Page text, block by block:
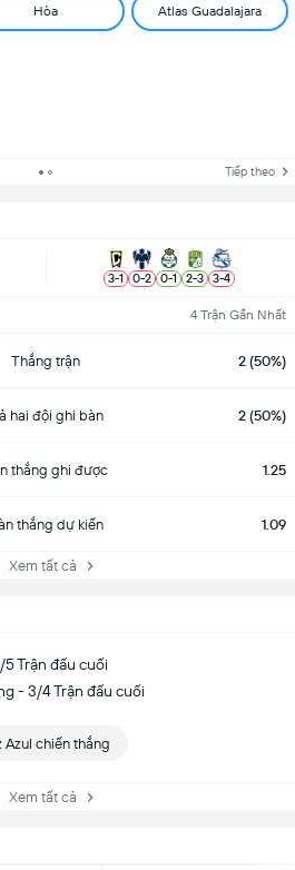
Hòa Atlas Guadalajara
Tiếp theo
3-1 0-2 0-1 2-3 3-4
4 Trận Gần Nhất
Thắng trận 2 (50%)
hai đội ghi bàn 2 (50%)
thắng ghi được 1.25
thắng dự kiến 1.09
Xem tất cả
Trận đấu cuối
- 3/4 Trận đấu cuối
Azul chiến thắng
Xem tất cả